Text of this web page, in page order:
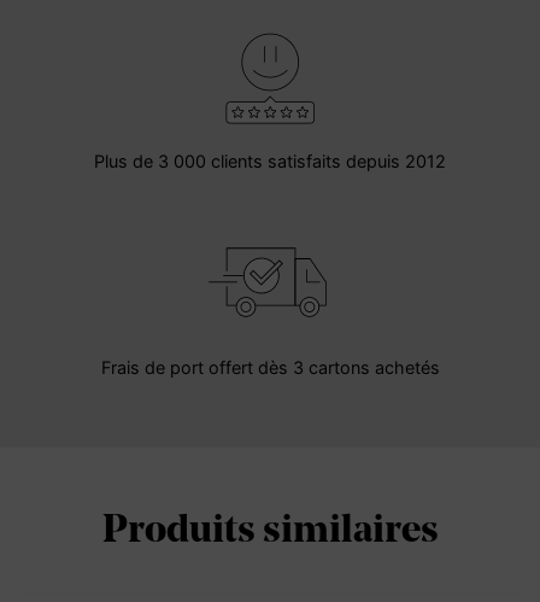
Plus de 3 000 clients satisfaits depuis 2012
Frais de port offert dès 3 cartons achetés
Produits similaires